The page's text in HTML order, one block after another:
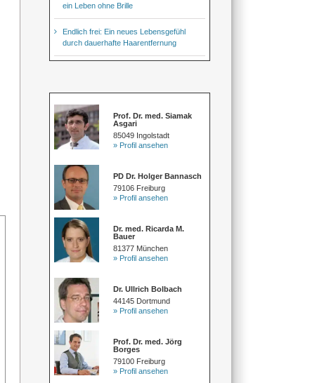
ein Leben ohne Brille
Endlich frei: Ein neues Lebensgefühl
durch dauerhafte Haarentfernung
Prof. Dr. med. Siamak
Asgari
85049 Ingolstadt
» Profil ansehen
PD Dr. Holger Bannasch
79106 Freiburg
» Profil ansehen
Dr. med. Ricarda M.
Bauer
81377 München
» Profil ansehen
Dr. Ullrich Bolbach
44145 Dortmund
» Profil ansehen
Prof. Dr. med. Jörg
Borges
79100 Freiburg
» Profil ansehen